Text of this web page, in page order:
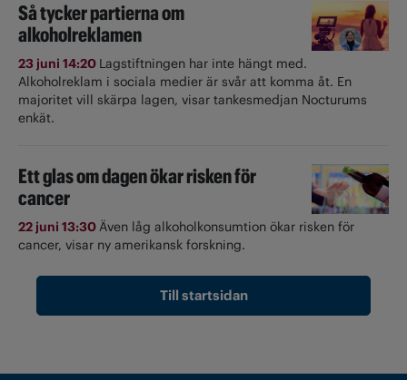
Så tycker partierna om
alkoholreklamen
23 juni 14:20 Lagstiftningen har inte hängt med.
Alkoholreklam i sociala medier är svår att komma åt. En
majoritet vill skärpa lagen, visar tankesmedjan Nocturums
enkät.
Ett glas om dagen ökar risken för
cancer
22 juni 13:30Även låg alkoholkonsumtion ökar risken för
cancer, visar ny amerikansk forskning.
Till startsidan